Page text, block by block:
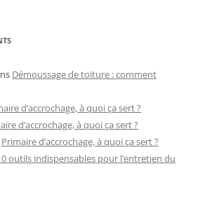
Démoussage de toiture : comment
d’accrochage, à quoi ça sert ?
d’accrochage, à quoi ça sert ?
Primaire d’accrochage, à quoi ça sert ?
outils indispensables pour l’entretien du